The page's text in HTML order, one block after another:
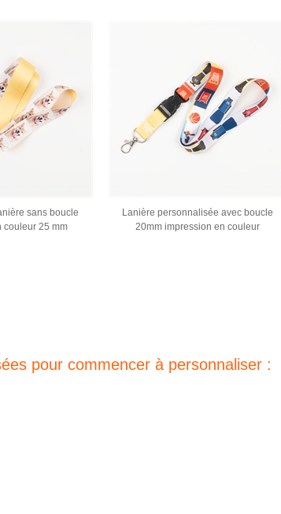
sans boucle
couleur 25 mm
Lanière personnalisée avec boucle
20mm impression en couleur
pour commencer à personnaliser :